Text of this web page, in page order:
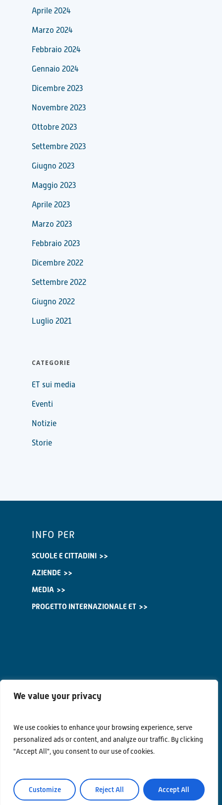
We value your privacy
We use cookies to enhance your browsing experience, serve
personalized ads or content, and analyze our traffic. By clicking
"Accept All", you consent to our use of cookies.
Customize Reject All Accept All
Aprile 2024
Marzo 2024
Febbraio 2024
Gennaio 2024
Dicembre 2023
Novembre 2023
Ottobre 2023
Settembre 2023
Giugno 2023
Maggio 2023
Aprile 2023
Marzo 2023
Febbraio 2023
Dicembre 2022
Settembre 2022
Giugno 2022
Luglio 2021
CATEGORIE
ET sui media
Eventi
Notizie
Storie
INFO PER
SCUOLE E CITTADINI
AZIENDE
MEDIA
PROGETTO INTERNAZIONALE ET
Contatti
Privacy Policy